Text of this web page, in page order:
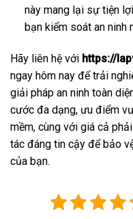
này mang lại sự tiện
bạn kiểm soát an ninh
Hãy liên hệ với https://
ngay hôm nay để trải
giải pháp an ninh toàn
cước đa dạng, ưu điểm
mềm, cùng với giá cả
tác đáng tin cậy để bảo
của bạn.